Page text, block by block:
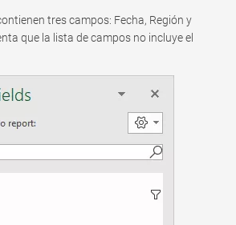
tres campos: Fecha, Región y
que la lista de campos no incluye el